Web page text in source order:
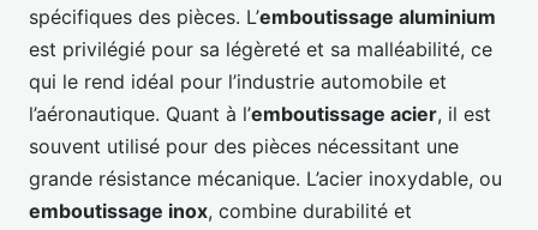
spécifiques des pièces. L’emboutissage aluminium
est privilégié pour sa légèreté et sa malléabilité, ce
qui le rend idéal pour l’industrie automobile et
l’aéronautique. Quant à l’emboutissage acier, il est
souvent utilisé pour des pièces nécessitant une
grande résistance mécanique. L’acier inoxydable, ou
emboutissage inox, combine durabilité et